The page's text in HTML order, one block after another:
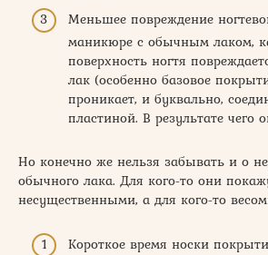
Меньшее повреждение
маникюре с обычным лаком,
поверхность ногтя
лак (особенно базовое
проникает, и буквально,
пластиной. В результате чего
Но конечно же нельзя забывать и о
обычного лака. Для кого-то они
несущественными, а для кого-то
Короткое время носки